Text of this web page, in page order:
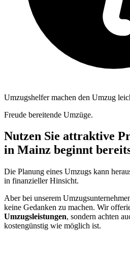
Umzugshelfer machen den Umzug
Freude bereitende Umzüge.
Nutzen Sie attraktive
in Mainz beginnt
Die Planung eines Umzugs kann
in finanzieller Hinsicht.
Aber bei unserem
keine Gedanken zu machen. Wir
Umzugsleistungen, sondern achten
kostengünstig wie möglich ist.